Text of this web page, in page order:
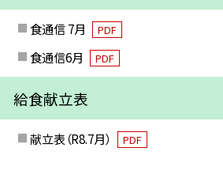
食通信 7月 PDF
食通信6月 PDF
給食献立表
献立表（R8.7月） PDF